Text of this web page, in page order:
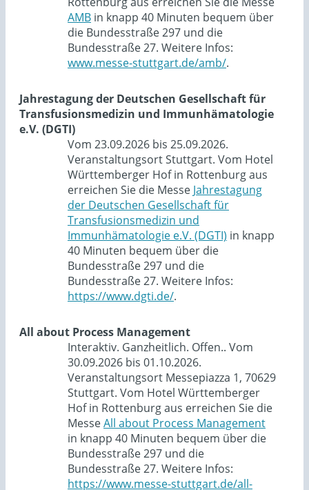
AMB in knapp 40 Minuten bequem über
die Bundesstraße 297 und die
Bundesstraße 27. Weitere Infos:
www.messe-stuttgart.de/amb/.
Jahrestagung der Deutschen Gesellschaft für
Transfusionsmedizin und Immunhämatologie
e.V. (DGTI)
Vom 23.09.2026 bis 25.09.2026.
Veranstaltungsort Stuttgart. Vom Hotel
Württemberger Hof in Rottenburg aus
erreichen Sie die Messe Jahrestagung
der Deutschen Gesellschaft für
Transfusionsmedizin und
Immunhämatologie e.V. (DGTI) in knapp
40 Minuten bequem über die
Bundesstraße 297 und die
Bundesstraße 27. Weitere Infos:
https://www.dgti.de/.
All about Process Management
Interaktiv. Ganzheitlich. Offen.. Vom
30.09.2026 bis 01.10.2026.
Veranstaltungsort Messepiazza 1, 70629
Stuttgart. Vom Hotel Württemberger
Hof in Rottenburg aus erreichen Sie die
MesseAll about Process Management
in knapp 40 Minuten bequem über die
Bundesstraße 297 und die
Bundesstraße 27. Weitere Infos:
https://www.messe-stuttgart.de/all-